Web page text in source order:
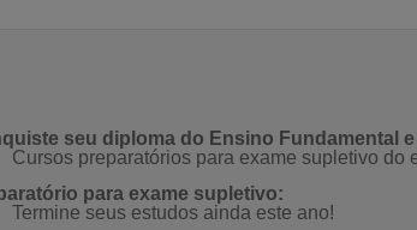
seu diploma do Ensino Fundamental
Cursos preparatórios para exame supletivo do
para exame supletivo:
Termine seus estudos ainda este ano!